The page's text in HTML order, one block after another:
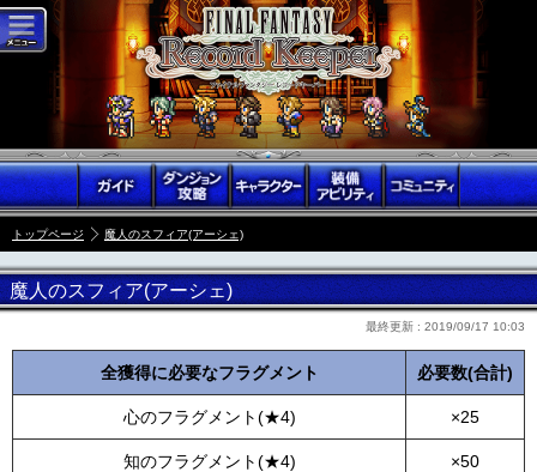
トップページ 魔人のスフィア(アーシェ)
魔人のスフィア(アーシェ)
最終更新 : 2019/09/17 10:03
全獲得に必要なフラグメント 必要数(合計)
心のフラグメント(★4) ×25
知のフラグメント(★4) ×50